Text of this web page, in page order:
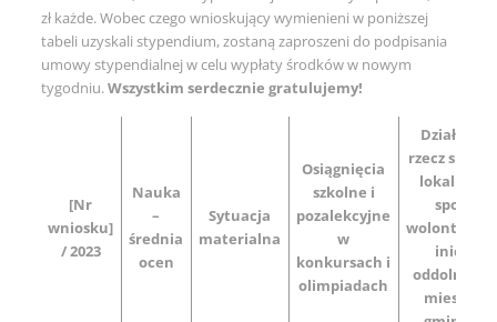
zł każde. Wobec czego wnioskujący wymienieni w poniższej
tabeli uzyskali stypendium, zostaną zaproszeni do podpisania
umowy stypendialnej w celu wypłaty środków w nowym
tygodniu.Wszystkim serdecznie gratulujemy!
[Nr
wniosku]
/ 2023
Nauka
–
średnia
ocen
Sytuacja
materialna
Osiągnięcia
szkolne i
pozalekcyjne
w
konkursach i
olimpiadach
rzecz
lokalnej,
oddolna na